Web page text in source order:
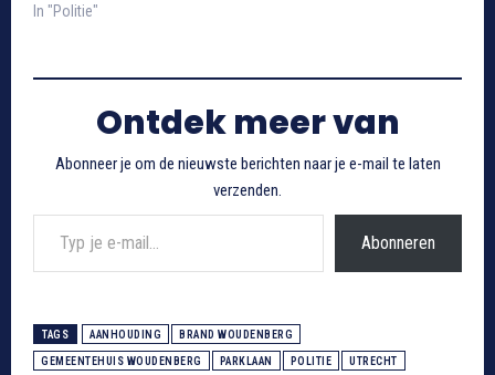
In "Politie"
Ontdek meer van
Abonneer je om de nieuwste berichten naar je e-mail te laten
verzenden.
Typ je e-mail...
Abonneren
TAGS AANHOUDING BRAND WOUDENBERG
GEMEENTEHUIS WOUDENBERG PARKLAAN POLITIE UTRECHT